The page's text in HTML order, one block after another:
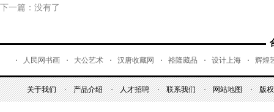
下一篇：没有了
人民网书画 大公艺术 汉唐收藏网 裕隆藏品 设计上海 辉煌
关于我们 产品介绍 人才招聘 联系我们 网站地图 版